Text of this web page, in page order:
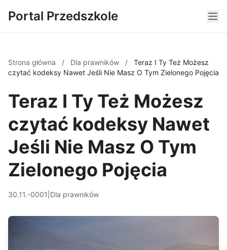
Portal Przedszkole
Strona główna / Dla prawników /
Teraz I Ty Też Możesz
czytać kodeksy Nawet Jeśli Nie Masz O Tym Zielonego Pojęcia
Teraz I Ty Też Możesz
czytać kodeksy Nawet
Jeśli Nie Masz O Tym
Zielonego Pojęcia
30.11.-0001 Dla prawników